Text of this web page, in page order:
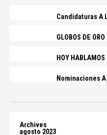
Candidaturas A
GLOBOS DE
HOY
Nominaciones
Archives
agosto 2023